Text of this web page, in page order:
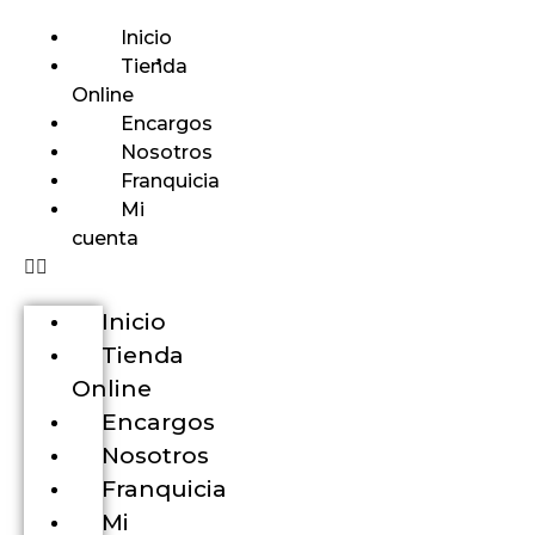
Inicio
Tienda
Online
Encargos
Nosotros
Franquicia
Mi
cuenta
Inicio
Tienda
Online
Encargos
Nosotros
Franquicia
Mi